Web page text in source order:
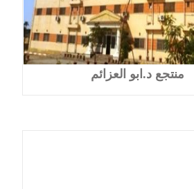
منتجع د.ابو العزائم